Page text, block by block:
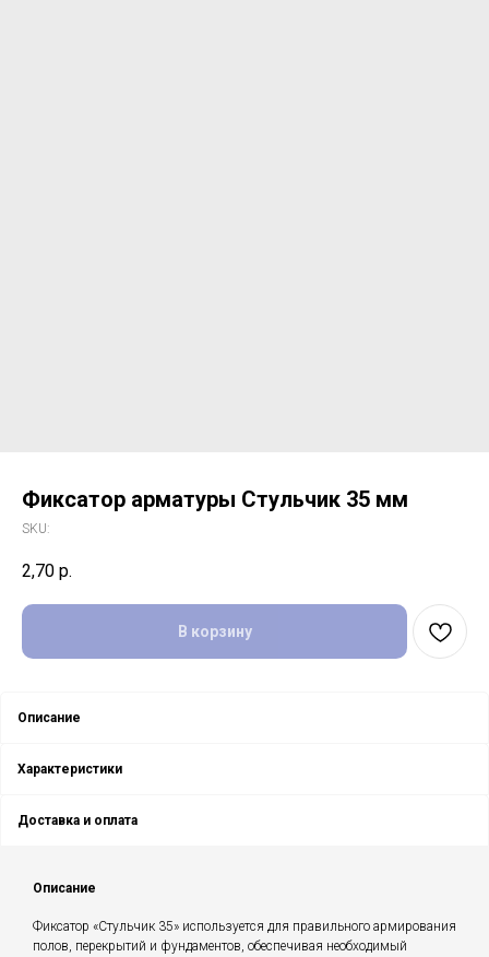
Фиксатор арматуры Стульчик 35 мм
SKU:
2,70 р.
В корзину
Описание
Характеристики
Доставка и оплата
Описание
Фиксатор «Стульчик 35» используется для правильного армирования
полов, перекрытий и фундаментов, обеспечивая необходимый